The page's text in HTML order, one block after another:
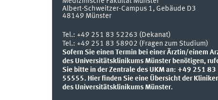
Albert-Schweitzer-Campus 1, Gebäude D3
48149 Münster
Tel.: +49 251 83 52263 (Dekanat)
Tel.: +49 251 83 58902 (Fragen zum Studium)
Sofern Sie einen Termin bei einer Ärztin/einem
des Universitätsklinikums Münster benötigen,
Sie bitte in der Zentrale des UKM an: +49 251 83
55555. Hier finden Sie eine Übersicht der
des Universitätsklinikums Münster.